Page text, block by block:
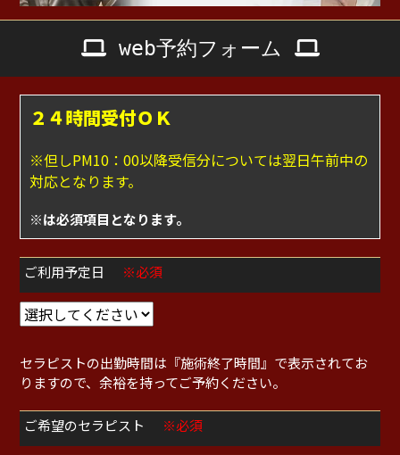
web予約フォーム
２４時間受付ＯＫ
※但しPM10：00以降受信分については翌日午前中の
対応となります。
※は必須項目となります。
ご利用予定日 ※必須
セラピストの出勤時間は『施術終了時間』で表示されてお
りますので、余裕を持ってご予約ください。
ご希望のセラピスト ※必須